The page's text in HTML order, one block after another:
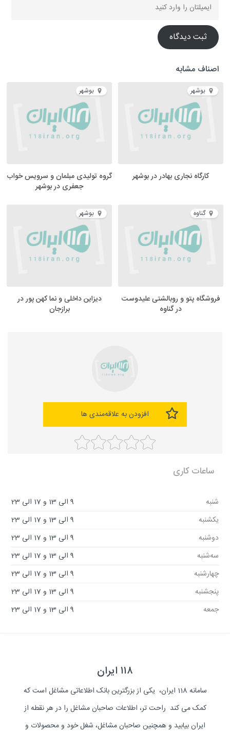
ثبت دیدگاه
اصناف مشابه
بوشهر
کارگاه نجاری بهادر در بوشهر
بوشهر
گروه تولیدی مبلمان و سرویس خواب
جعفری در بوشهر
گناوه
فروشگاه پتو و روبالشتی علیدوست
در گناوه
بوشهر
دیزاین داخلی و نما کهن پور در
برازجان
افزودن به علاقه‌مندی ها
ساعات کاری
شنبه
9 الی 13 و 17 الی 23
یکشنبه
9 الی 13 و 17 الی 23
دوشنبه
9 الی 13 و 17 الی 23
سه‌شنبه
9 الی 13 و 17 الی 23
چهارشنبه
9 الی 13 و 17 الی 23
پنجشنبه
9 الی 13 و 17 الی 23
جمعه
9 الی 13 و 17 الی 23
۱۱۸ ایران
سامانه 118 ایران، یکی از بزرگترین بانک اطلاعاتی مشاغل است که
کمک می کند راحت تر، اطلاعات صاحبان مشاغل را در هر نقطه از
ایران بیابید و همچنین صاحبان مشاغل، شغل خود و محصولات و